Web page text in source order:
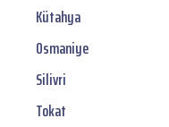
Kütahya
Osmaniye
Silivri
Tokat